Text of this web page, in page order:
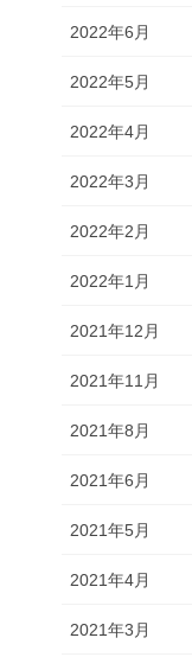
2022年6月
2022年5月
2022年4月
2022年3月
2022年2月
2022年1月
2021年12月
2021年11月
2021年8月
2021年6月
2021年5月
2021年4月
2021年3月